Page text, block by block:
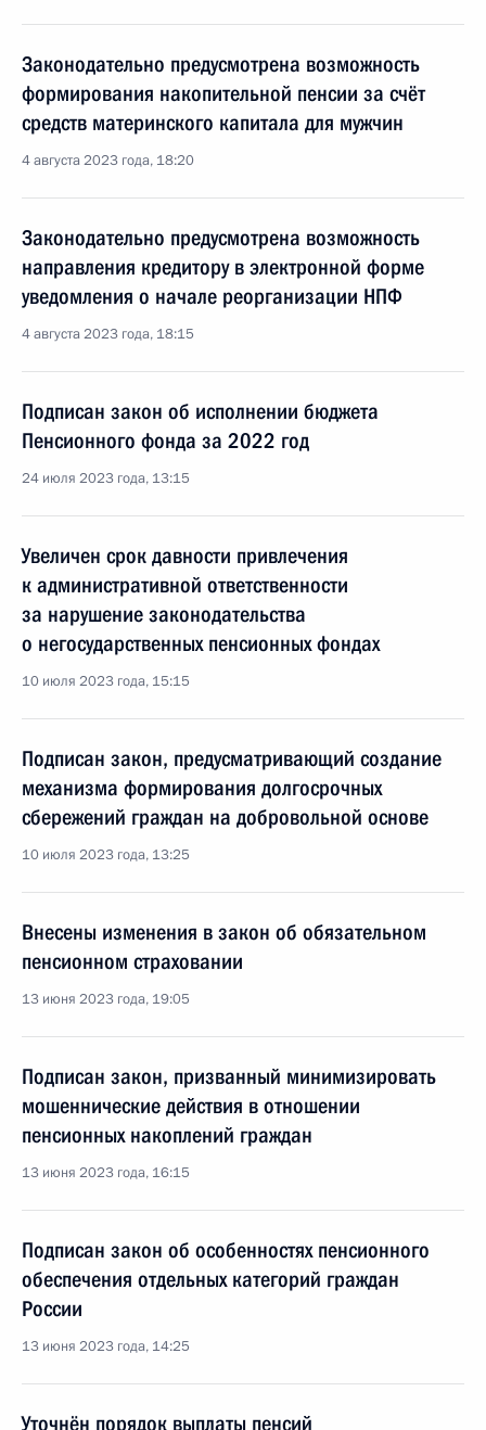
Законодательно предусмотрена возможность
формирования накопительной пенсии за счёт
средств материнского капитала для мужчин
4 августа 2023 года, 18:20
Законодательно предусмотрена возможность
направления кредитору в электронной форме
уведомления о начале реорганизации НПФ
4 августа 2023 года, 18:15
Подписан закон об исполнении бюджета
Пенсионного фонда за 2022 год
24 июля 2023 года, 13:15
Увеличен срок давности привлечения
к административной ответственности
за нарушение законодательства
о негосударственных пенсионных фондах
10 июля 2023 года, 15:15
Подписан закон, предусматривающий создание
механизма формирования долгосрочных
сбережений граждан на добровольной основе
10 июля 2023 года, 13:25
Внесены изменения в закон об обязательном
пенсионном страховании
13 июня 2023 года, 19:05
Подписан закон, призванный минимизировать
мошеннические действия в отношении
пенсионных накоплений граждан
13 июня 2023 года, 16:15
Подписан закон об особенностях пенсионного
обеспечения отдельных категорий граждан
России
13 июня 2023 года, 14:25
Уточнён порядок выплаты пенсий